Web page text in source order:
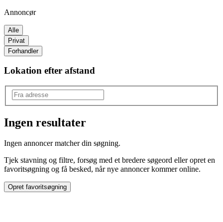
Annoncør
Alle
Privat
Forhandler
Lokation efter afstand
Reservedele
Ingen resultater
Ingen annoncer matcher din søgning.
Tjek stavning og filtre, forsøg med et bredere søgeord eller opret en
favoritsøgning og få besked, når nye annoncer kommer online.
Opret favoritsøgning